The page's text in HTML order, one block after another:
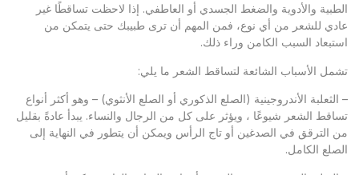
الطبية والأدوية والضغط الجسدي أو العاطفي. إذا لاحظت تساقطًا غير
عادي للشعر من أي نوع، فمن المهم أن ترى طبيبك حتى يتمكن من
استبعاد السبب الكامن وراء ذلك.
تشمل الأسباب الشائعة لتساقط الشعر ما يلي:
– الثعلبة الأندروجينية (الصلع الذكوري أو الصلع الأنثوي) – وهو أكثر أنواع
تساقط الشعر شيوعًا ، ويؤثر على كل من الرجال والنساء. يبدأ عادةً بقليل
من الترقق في الصدغين أو تاج الرأس ويمكن أن يتطور في النهاية إلى
الصلع الكامل.